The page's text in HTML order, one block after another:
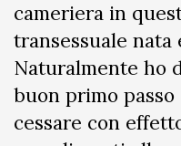
cameriera in
transessuale nata
Naturalmente ho
buon primo
cessare con